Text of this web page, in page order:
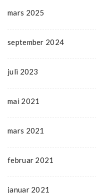
mars 2025
september 2024
juli 2023
mai 2021
mars 2021
februar 2021
januar 2021